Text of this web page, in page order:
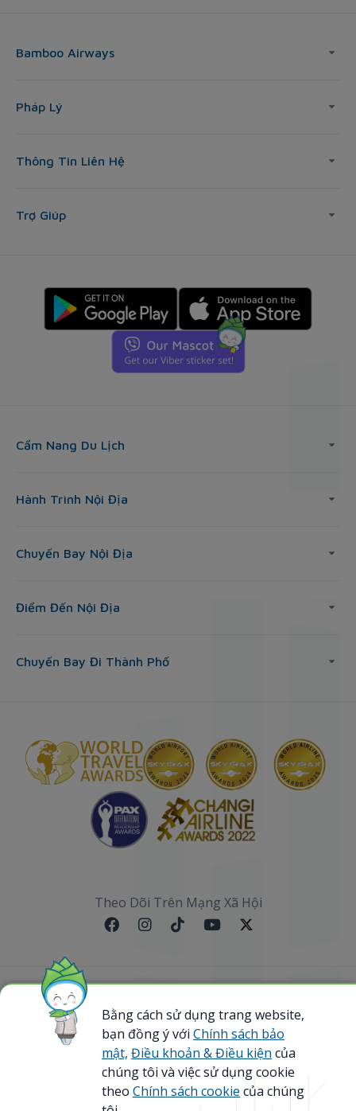
Bamboo Airways
Pháp Lý
Thông Tin Liên Hệ
Trợ Giúp
Cẩm Nang Du Lịch
Hành Trình Nội Địa
Chuyến Bay Nội Địa
Điểm Đến Nội Địa
Chuyến Bay Đi Thành Phố
Theo Dõi Trên Mạng Xã Hội
Sơ đồ website
@ 2023 Bamboo Airways Copyright. All Rights
Reserved.
Business Registration Code: 0107867370
Bằng cách sử dụng trang website,
bạn đồng ý với Chính sách bảo
mật, Điều khoản & Điều kiện của
chúng tôi và việc sử dụng cookie
theo Chính sách cookie của chúng